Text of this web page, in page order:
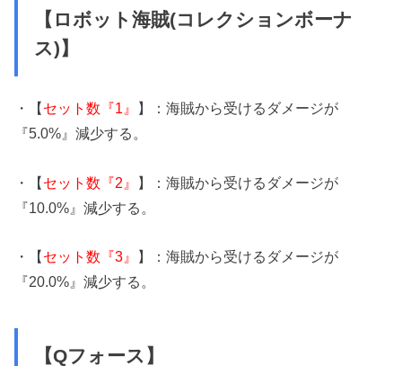
【ロボット海賊(コレクションボーナ
ス)】
・【セット数『1』 】：海賊から受けるダメージが
『5.0%』減少する。
・【セット数『2』 】：海賊から受けるダメージが
『10.0%』減少する。
・【セット数『3』 】：海賊から受けるダメージが
『20.0%』減少する。
【Qフォース】